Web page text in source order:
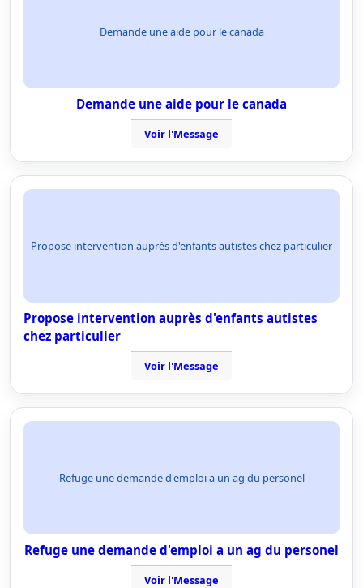
Demande une aide pour le canada
Demande une aide pour le canada
Voir l'Message
Propose intervention auprès d'enfants autistes chez particulier
Propose intervention auprès d'enfants autistes
chez particulier
Voir l'Message
Refuge une demande d'emploi a un ag du personel
Refuge une demande d'emploi a un ag du personel
Voir l'Message